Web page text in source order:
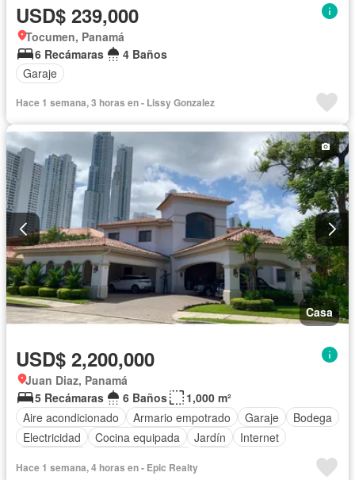
USD$ 239,000
Tocumen, Panamá
6 Recámaras
4 Baños
Garaje
Hace 1 semana, 3 horas en - Lissy Gonzalez
Casa
USD$ 2,200,000
Juan Diaz, Panamá
5 Recámaras
6 Baños
1,000 m²
Aire acondicionado
Armario empotrado Garaje
Bodega
Electricidad
Cocina equipada Jardín
Internet
Hace 1 semana, 4 horas en - Epic Realty